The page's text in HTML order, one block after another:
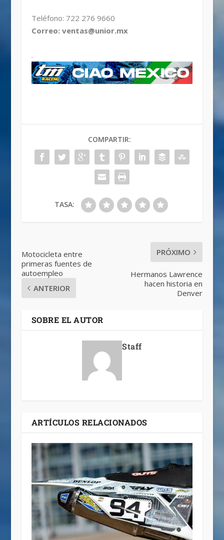
Teléfono: 722 276 9660
Correo: ventas@unior.mx
.
COMPARTIR:
TASA:
Motocicleta entre
primeras fuentes de
autoempleo
ANTERIOR
PRÓXIMO
Hermanos Lawrence
hacen historia en
Denver
SOBRE EL AUTOR
Staff
ARTÍCULOS RELACIONADOS